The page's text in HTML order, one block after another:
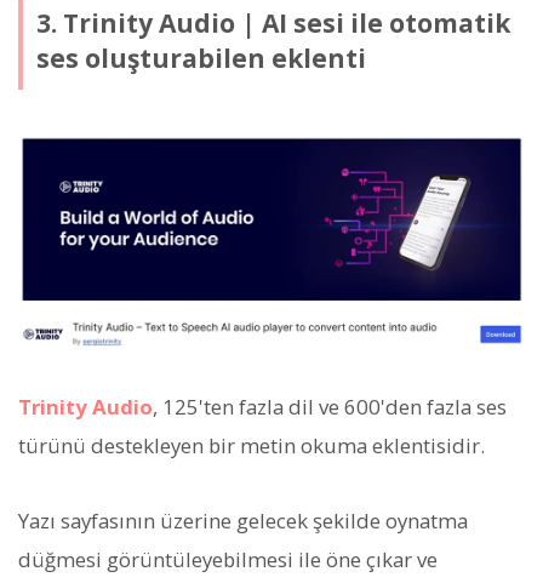
3. Trinity Audio | AI sesi ile otomatik
ses oluşturabilen eklenti
Trinity Audio, 125'ten fazla dil ve 600'den fazla ses
türünü destekleyen bir metin okuma eklentisidir.
Yazı sayfasının üzerine gelecek şekilde oynatma
düğmesi görüntüleyebilmesi ile öne çıkar ve